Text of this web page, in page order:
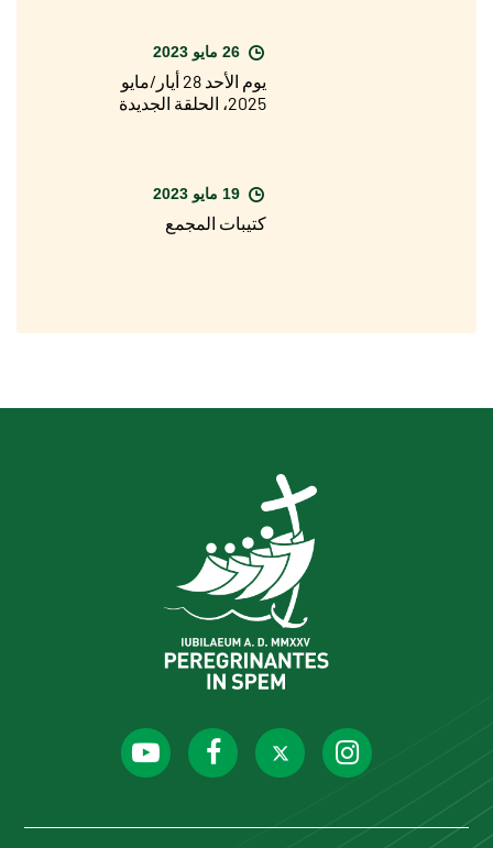
يوم الأحد 28 أيار/مايو
2025، الحلقة الجديدة
كتيبات المجمع